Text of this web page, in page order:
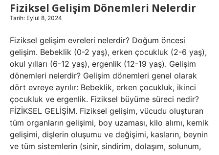
Fiziksel Gelişim Dönemleri Nelerdir
Tarih: Eylül 8, 2024
Fiziksel gelişim evreleri nelerdir? Doğum öncesi
gelişim. Bebeklik (0-2 yaş), erken çocukluk (2-6 yaş),
okul yılları (6-12 yaş), ergenlik (12-19 yaş). Gelişim
dönemleri nelerdir? Gelişim dönemleri genel olarak
dört evreye ayrılır: Bebeklik, erken çocukluk, ikinci
çocukluk ve ergenlik. Fiziksel büyüme süreci nedir?
FİZİKSEL GELİŞİM. Fiziksel gelişim, vücudu oluşturan
tüm organların gelişimi, boy uzaması, kilo alımı, kemik
gelişimi, dişlerin oluşumu ve değişimi, kasların, beynin
ve tüm sistemlerin (sinir, sindirim, dolaşım, solunum,